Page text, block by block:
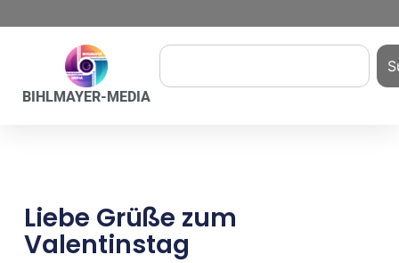
BIHLMAYER-MEDIA
Liebe Grüße zum
Valentinstag